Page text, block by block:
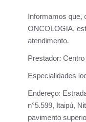
Informamos que,
ONCOLOGIA,
atendimento.
Prestador: Centro
Especialidades
Endereço:
n°5.599, Itaipú,
pavimento